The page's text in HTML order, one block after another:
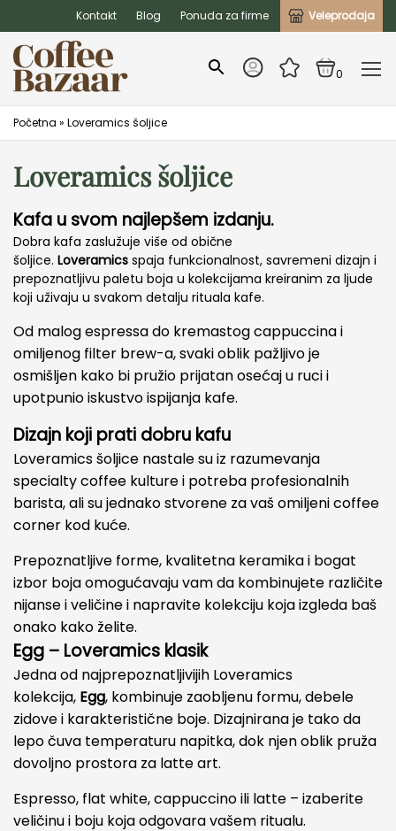
Kontakt Blog Ponuda za firme Veleprodaja
0
Početna » Loveramics šoljice
Loveramics šoljice
Kafa u svom najlepšem izdanju.
Dobra kafa zaslužuje više od obične
šoljice. Loveramics spaja funkcionalnost, savremeni dizajn i
prepoznatljivu paletu boja u kolekcijama kreiranim za ljude
koji uživaju u svakom detalju rituala kafe.
Od malog espressa do kremastog cappuccina i
omiljenog filter brew-a, svaki oblik pažljivo je
osmišljen kako bi pružio prijatan osećaj u ruci i
upotpunio iskustvo ispijanja kafe.
Dizajn koji prati dobru kafu
Loveramics šoljice nastale su iz razumevanja
specialty coffee kulture i potreba profesionalnih
barista, ali su jednako stvorene za vaš omiljeni coffee
corner kod kuće.
Prepoznatljive forme, kvalitetna keramika i bogat
izbor boja omogućavaju vam da kombinujete različite
nijanse i veličine i napravite kolekciju koja izgleda baš
onako kako želite.
Egg – Loveramics klasik
Jedna od najprepoznatljivijih Loveramics
kolekcija, Egg, kombinuje zaobljenu formu, debele
zidove i karakteristične boje. Dizajnirana je tako da
lepo čuva temperaturu napitka, dok njen oblik pruža
dovoljno prostora za latte art.
Espresso, flat white, cappuccino ili latte – izaberite
veličinu i boju koja odgovara vašem ritualu.